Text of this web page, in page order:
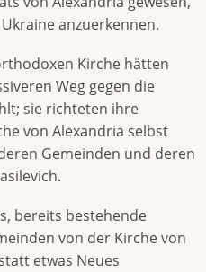
anzuerkennen.
Kirche hätten
Weg gegen die
sie richteten ihre
von Alexandria selbst
Gemeinden und deren
bereits bestehende
von der Kirche von
etwas Neues